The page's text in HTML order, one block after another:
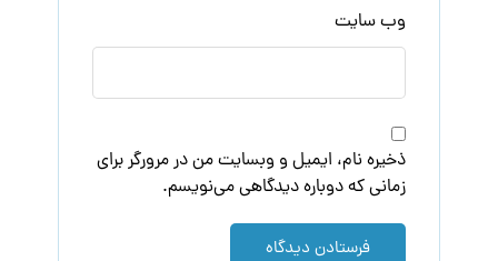
وب‌ سایت
ذخیره نام، ایمیل و وبسایت من در مرورگر برای
زمانی که دوباره دیدگاهی می‌نویسم.
فرستادن دیدگاه